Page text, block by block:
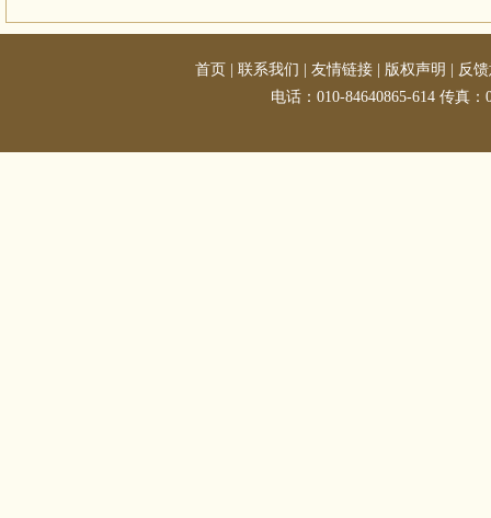
首页 联系我们 友情链接 版权声明
反
电话：010-84640865-614 传真